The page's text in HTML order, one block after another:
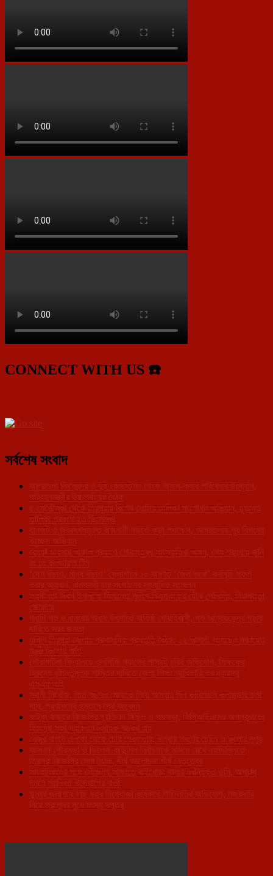
CONNECT WITH US ☎️
সর্বশেষ সংবাদ
আগরতলা বিমানবন্দর ও দুই রেলস্টেশন থেকে অ্যাপ-ক্যাব পরিষেবার উদ্যোগ,
পরিবহনমন্ত্রীর উচ্চপর্যায়ের বৈঠক
৫ সেপ্টেম্বর থেকে ত্রিপুরায় বিশেষ ভোটার তালিকা সংশোধন অভিযান, চূড়ান্ত
তালিকা প্রকাশ ২৩ ডিসেম্বর
যানজট ও জবরদখলমুক্ত রাজধানী গড়তে কড়া পদক্ষেপ, আগরতলায় পুর নিগমের
উচ্ছেদ অভিযান
রেনুকা চাকমার অকাল প্রয়াণে শোকস্তব্ধ সাংস্কৃতিক অঙ্গন, শেষ শ্রদ্ধায় জুনি
রং ঢং কালচারাল টিম
‘দেশ বাঁচাও, মানুষ বাঁচাও’ স্লোগানে ১০ আগস্ট ‘জেল ভরো’ কর্মসূচি সফল
করার আহ্বান, বামপন্থী চার সংগঠনের সাংবাদিক সম্মেলন
স্বাধীনতা দিবস উপলক্ষে সিমান্তে পুলিশ-বিএসএফের যৌথ পেট্রলিং, নিরাপত্তা
জোরদার
গবাদি পশু ও বানরের অবাধ উৎপাতে অতিষ্ঠ খোয়াইবাসী, পশু আশ্রয়কেন্দ্র গড়ার
দাবিতে সরব জনতা
দক্ষিণ ত্রিপুরা জেলায় প্রশাসনিক প্রস্তুতি বৈঠক: ১২ আগস্ট আসছেন পঞ্চায়েত
মন্ত্রী কিশোর বর্মণ
গৌরাঙ্গটিলা বিদ্যালয়ে এলপিজি গ্যাসের পাসবই চুরির অভিযোগ, শিক্ষকের
বিরুদ্ধে দৃষ্টান্তমূলক শাস্তির দাবিতে জেলা শিক্ষা আধিকারিকের দ্বারস্থ
এসএফআই
স্বামী নিখোঁজ, সাত বছরের মেয়েকে নিয়ে অসহায় দিন কাটাচ্ছেন কলাছড়ার রুমা
দাস, প্রশাসনের হস্তক্ষেপের আবেদন
থাইবুং বাজারে বিজেপির প্রতিবাদ মিছিল ও পথসভা, সিপিআইএমের অপপ্রচারের
বিরুদ্ধে সরব প্রাক্তন বিধায়ক শঙ্কর রায়
খেজুর বাগান এলাকা থেকে চোর গ্রেফতার, উদ্ধার স্বর্ণের চেইন ও রুপোর নূপুর
আসন্ন পৌরসভা ও ভিলেজ কাউন্সিল নির্বাচনকে সামনে রেখে নয়াদিল্লিতে
ত্রিপুরা বিজেপির মেগা বৈঠক, দীর্ঘ আলোচনা শীর্ষ নেতৃত্বের
সাংবাদিকদের সঙ্গে সৌজন্য সাক্ষাতে বাইখোড়া থানার নবনিযুক্ত ওসি, অপরাধ
দমনে সমন্বিত উদ্যোগের বার্তা
ডুম্বুর জলাশয়ে মাছ ধরার নিষেধাজ্ঞা কার্যকরে গাফিলতির অভিযোগ, নজরদারি
নিয়ে প্রশ্নের মুখে মৎস্য দপ্তর